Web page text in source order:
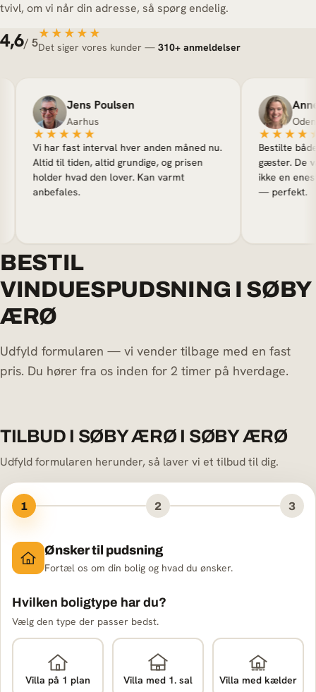
tvivl, om vi når din adresse, så spørg endelig.
4,6/ 5
★★★★★
★★★★★
Det siger vores kunder — 310+ anmeldelser
Jens Poulsen
Aarhus
★★★★★
Vi har fast interval hver anden måned nu.
Altid til tiden, altid grundige, og prisen
holder hvad den lover. Kan varmt
anbefales.
Anne
Odense
★★★★★
Bestilte både
gæster. De var
ikke en eneste
— perfekt.
BESTIL
VINDUESPUDSNING I SØBY
ÆRØ
Udfyld formularen — vi vender tilbage med en fast
pris. Du hører fra os inden for 2 timer på hverdage.
TILBUD I SØBY ÆRØ I SØBY ÆRØ
Udfyld formularen herunder, så laver vi et tilbud til dig.
1 2 3
Ønsker til pudsning
Fortæl os om din bolig og hvad du ønsker.
Hvilken boligtype har du?
Vælg den type der passer bedst.
Villa på 1 plan Villa med 1. sal Villa med kælder